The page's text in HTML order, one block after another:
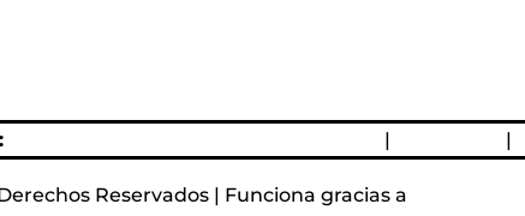
| |
Reservados | Funciona gracias a